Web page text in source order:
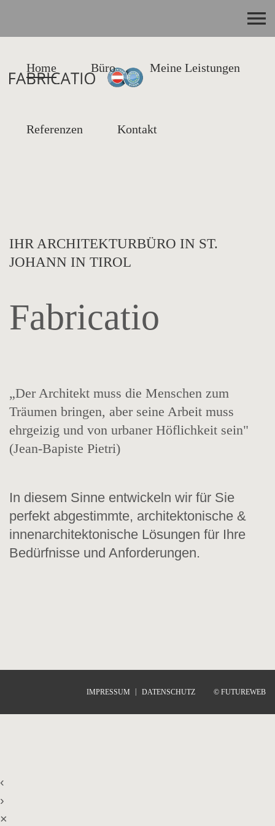
Home Büro Meine Leistungen
Referenzen Kontakt
IHR ARCHITEKTURBÜRO IN ST.
JOHANN IN TIROL
Fabricatio
„Der Architekt muss die Menschen zum
Träumen bringen, aber seine Arbeit muss
ehrgeizig und von urbaner Höflichkeit sein"
(Jean-Bapiste Pietri)
In diesem Sinne entwickeln wir für Sie
perfekt abgestimmte, architektonische &
innenarchitektonische Lösungen für Ihre
Bedürfnisse und Anforderungen.
© FUTUREWEB
IMPRESSUM DATENSCHUTZ
‹
›
×